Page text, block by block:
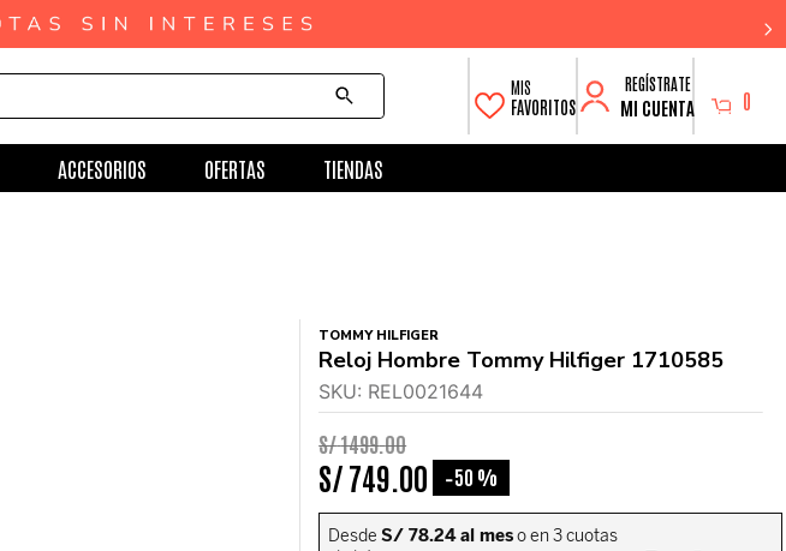
FAVORITOS MI CUENTA 0
ACCESORIOS OFERTAS TIENDAS
TOMMY HILFIGER
Reloj Hombre Tommy Hilfiger 1710585
SKU: REL0021644
S/1499.00
S/749 00 -50 %